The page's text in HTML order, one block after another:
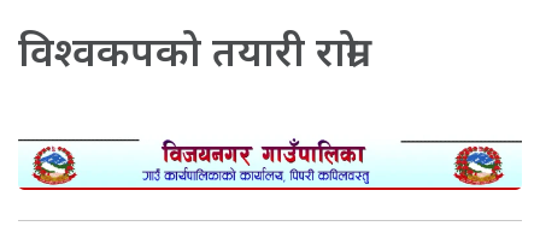
विश्वकपको तयारी राम्रो